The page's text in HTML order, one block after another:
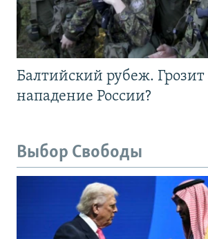
Балтийский рубеж.
нападение России?
Выбор Свободы